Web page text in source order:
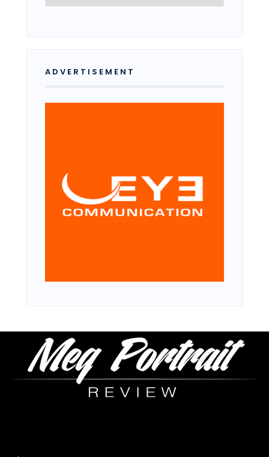
ADVERTISEMENT